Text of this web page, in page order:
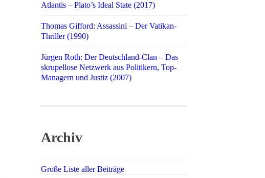
Atlantis – Plato’s Ideal State (2017)
Thomas Gifford: Assassini – Der Vatikan-
Thriller (1990)
Jürgen Roth: Der Deutschland-Clan – Das
skrupellose Netzwerk aus Politikern, Top-
Managern und Justiz (2007)
Archiv
Große Liste aller Beiträge